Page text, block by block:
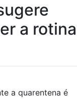
a rotina
a quarentena é